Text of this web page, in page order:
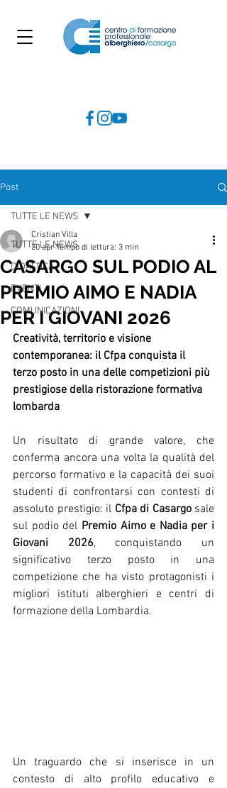
Post
TUTTE LE NEWS
DIDATTICA
EVENTI
COMUNICAZIONI
TUTTE LE NEWS
CASARGO SUL PODIO AL
PREMIO AIMO E NADIA
PER I GIOVANI 2026
Cristian Villa
20 apr Tempo di lettura: 3 min
Creatività, territorio e visione
contemporanea: il Cfpa conquista il
terzo posto in una delle competizioni più
prestigiose della ristorazione formativa
lombarda
Un risultato di grande valore, che
conferma ancora una volta la qualità del
percorso formativo e la capacità dei suoi
studenti di confrontarsi con contesti di
assoluto prestigio: il Cfpa di Casargo sale
sul podio del Premio Aimo e Nadia per i
Giovani 2026, conquistando un
significativo terzo posto in una
competizione che ha visto protagonisti i
migliori istituti alberghieri e centri di
formazione della Lombardia.
Un traguardo che si inserisce in un
contesto di alto profilo educativo e